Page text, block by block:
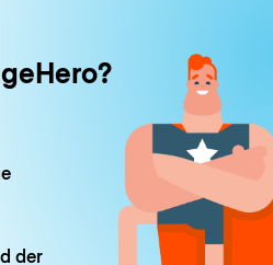
der